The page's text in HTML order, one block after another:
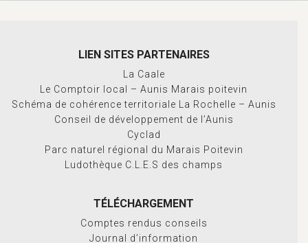
LIEN SITES PARTENAIRES
La Caale
Le Comptoir local – Aunis Marais poitevin
Schéma de cohérence territoriale La Rochelle – Aunis
Conseil de développement de l’Aunis
Cyclad
Parc naturel régional du Marais Poitevin
Ludothèque C.L.E.S des champs
TÉLÉCHARGEMENT
Comptes rendus conseils
Journal d’information